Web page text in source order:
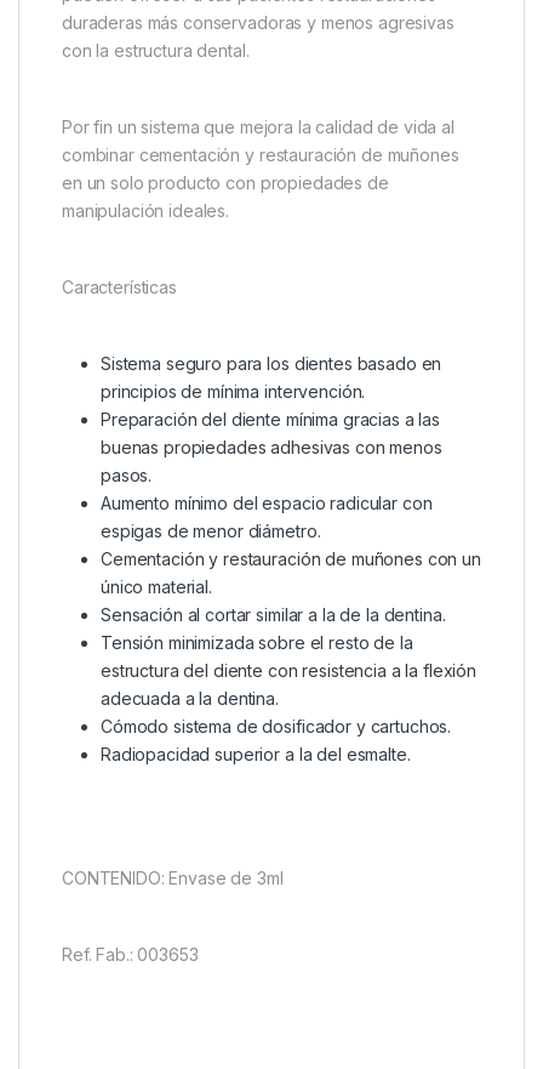
duraderas más conservadoras y menos agresivas
con la estructura dental.
Por fin un sistema que mejora la calidad de vida al
combinar cementación y restauración de muñones
en un solo producto con propiedades de
manipulación ideales.
Características
Sistema seguro para los dientes basado en
principios de mínima intervención.
Preparación del diente mínima gracias a las
buenas propiedades adhesivas con menos
pasos.
Aumento mínimo del espacio radicular con
espigas de menor diámetro.
Cementación y restauración de muñones con un
único material.
Sensación al cortar similar a la de la dentina.
Tensión minimizada sobre el resto de la
estructura del diente con resistencia a la flexión
adecuada a la dentina.
Cómodo sistema de dosificador y cartuchos.
Radiopacidad superior a la del esmalte.
CONTENIDO: Envase de 3ml
Ref. Fab.: 003653